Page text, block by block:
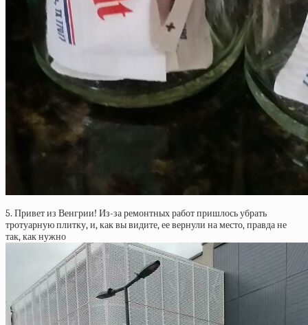
5. Привет из Венгрии! Из-за ремонтных работ пришлось убрать
тротуарную плитку, и, как вы видите, ее вернули на место, правда не
так, как нужно